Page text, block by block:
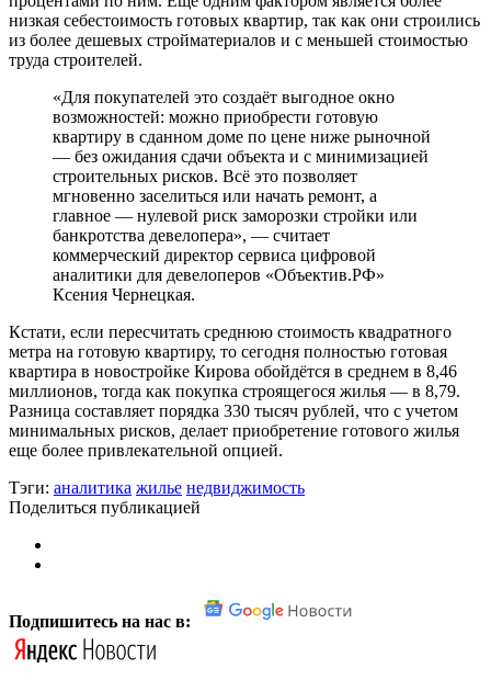
низкая себестоимость готовых квартир, так как они строились
из более дешевых стройматериалов и с меньшей стоимостью
труда строителей.
«Для покупателей это создаёт выгодное окно
возможностей: можно приобрести готовую
квартиру в сданном доме по цене ниже рыночной
— без ожидания сдачи объекта и с минимизацией
строительных рисков. Всё это позволяет
мгновенно заселиться или начать ремонт, а
главное — нулевой риск заморозки стройки или
банкротства девелопера», — считает
коммерческий директор сервиса цифровой
аналитики для девелоперов «Объектив.РФ»
Ксения Чернецкая.
Кстати, если пересчитать среднюю стоимость квадратного
метра на готовую квартиру, то сегодня полностью готовая
квартира в новостройке Кирова обойдётся в среднем в 8,46
миллионов, тогда как покупка строящегося жилья — в 8,79.
Разница составляет порядка 330 тысяч рублей, что с учетом
минимальных рисков, делает приобретение готового жилья
еще более привлекательной опцией.
Тэги: аналитика жилье недвиджимость
Поделиться публикацией
Подпишитесь на нас в: